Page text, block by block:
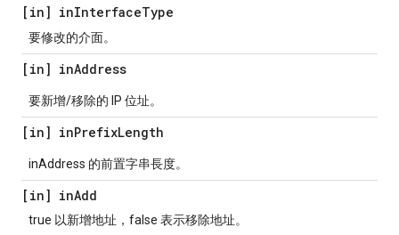
[in] inInterfaceType
要修改的介面。
[in] inAddress
要新增/移除的 IP 位址。
[in] inPrefixLength
inAddress 的前置字串長度。
[in] inAdd
true 以新增地址，false 表示移除地址。